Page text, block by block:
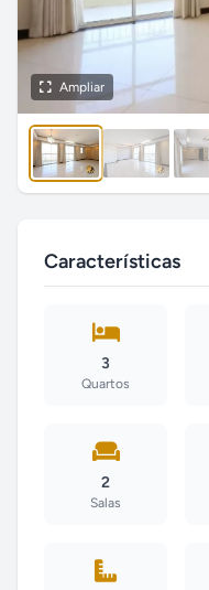
Ampliar
Características
3
Quartos
2
Salas